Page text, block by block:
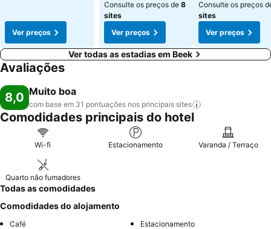
Ver preços
Consulte os preços de 8
sites
Ver preços
Consulte os preços
sites
Ver preços
Ver todas as estadias em Beek
Avaliações
8,0 Muito boa
com base em 31 pontuações nos principais sites
Comodidades principais do hotel
Wi-fi Estacionamento Varanda / Terraço
Quarto não fumadores
Todas as comodidades
Comodidades do alojamento
Café
Estacionamento